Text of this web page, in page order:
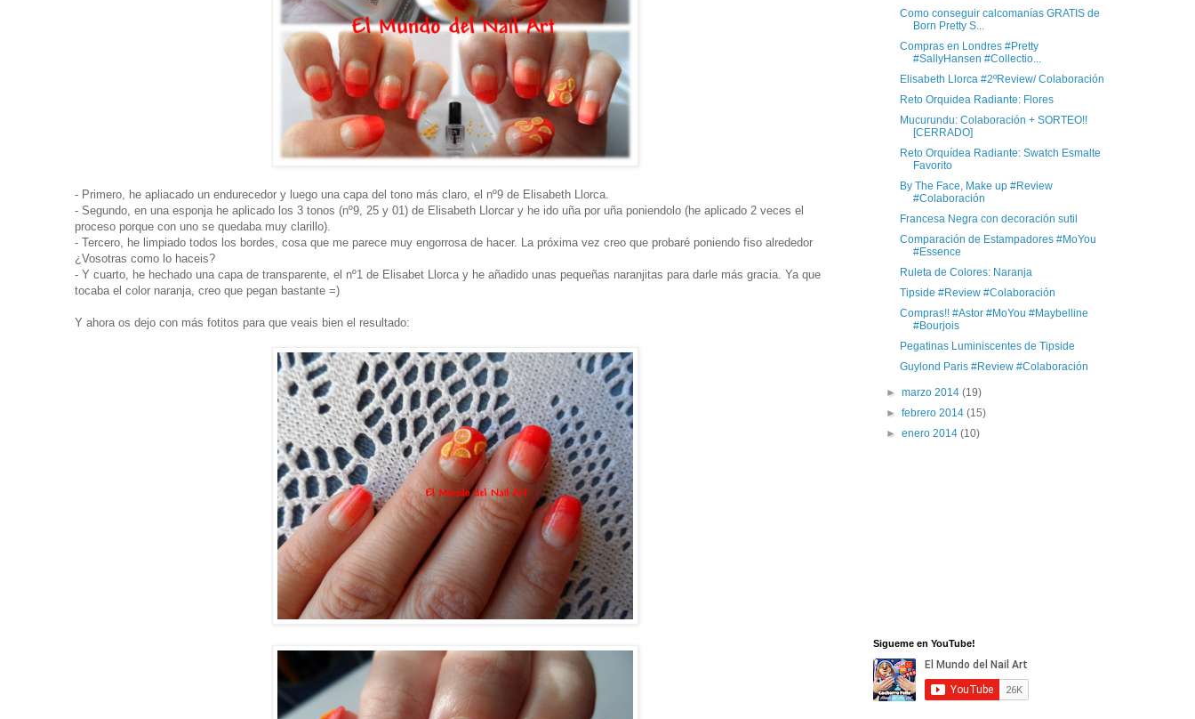
- Primero, he apliacado un endurecedor y luego una capa del tono más claro, el nº9 de Elisabeth Llorca.
- Segundo, en una esponja he aplicado los 3 tonos (nº9, 25 y 01) de Elisabeth Llorcar y he ido uña por uña poniendolo (he aplicado 2 veces el
proceso porque con uno se quedaba muy clarillo).
- Tercero, he limpiado todos los bordes, cosa que me parece muy engorrosa de hacer. La próxima vez creo que probaré poniendo fiso alrededor
¿Vosotras como lo haceis?
- Y cuarto, he hechado una capa de transparente, el nº1 de Elisabet Llorca y he añadido unas pequeñas naranjitas para darle más gracia. Ya que
tocaba el color naranja, creo que pegan bastante =)
Y ahora os dejo con más fotitos para que veais bien el resultado:
Como conseguir calcomanías GRATIS de
Born Pretty S...
Compras en Londres #Pretty
#SallyHansen #Collectio...
Elisabeth Llorca #2ºReview/ Colaboración
Reto Orquidea Radiante: Flores
Mucurundu: Colaboración + SORTEO!!
[CERRADO]
Reto Orquídea Radiante: Swatch Esmalte
Favorito
By The Face, Make up #Review
#Colaboración
Francesa Negra con decoración sutil
Comparación de Estampadores #MoYou
#Essence
Ruleta de Colores: Naranja
Tipside #Review #Colaboración
Compras!! #Astor #MoYou #Maybelline
#Bourjois
Pegatinas Luminiscentes de Tipside
Guylond Paris #Review #Colaboración
►marzo 2014(19)
►febrero 2014(15)
►enero 2014(10)
Sigueme en YouTube!